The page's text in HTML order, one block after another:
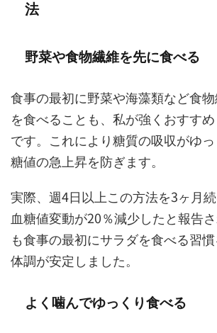
法
野菜や食物繊維を先に食べる
食事の最初に野菜や海藻類など食
を食べることも、私が強くおすす
です。これにより糖質の吸収がゆ
糖値の急上昇を防ぎます。
実際、週4日以上この方法を3ヶ月
血糖値変動が20％減少したと報告
も食事の最初にサラダを食べる習慣
体調が安定しました。
よく噛んでゆっくり食べる